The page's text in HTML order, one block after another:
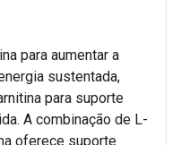
para aumentar a
sustentada,
para suporte
A combinação de L-
oferece suporte